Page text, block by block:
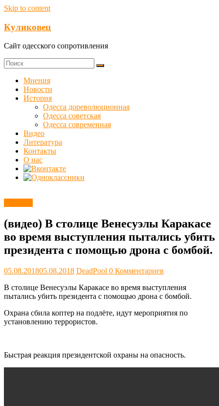
Skip to content
Куликовец
Сайт одесского сопротивления
Мнения
Новости
История
Одесса дореволюционная
Одесса советская
Одесса современная
Видео
Литература
Контакты
О нас
(видео) В столице Венесуэлы Каракасе
во время выступления пытались убить
президента с помощью дрона с бомбой.
05.08.201805.08.2018 DeadPool 0 Комментариев
В столице Венесуэлы Каракасе во время выступления
пытались убить президента с помощью дрона с бомбой.
Охрана сбила коптер на подлёте, идут мероприятия по
установлению террористов.
Быстрая реакция президентской охраны на опасность.